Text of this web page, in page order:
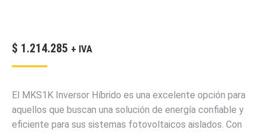
$ 1.214.285 + IVA
El MKS1K Inversor Híbrido es una excelente opción para
aquellos que buscan una solución de energía confiable y
eficiente para sus sistemas fotovoltaicos aislados. Con